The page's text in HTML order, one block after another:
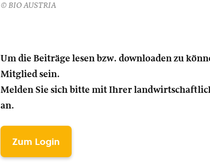
© BIO AUSTRIA
Um die Beiträge lesen bzw. downloaden zu
Mitglied sein.
Melden Sie sich bitte mit Ihrer
an.
Zum Login